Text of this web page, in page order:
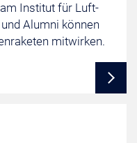
Institut für Luft-
Alumni können
mitwirken.